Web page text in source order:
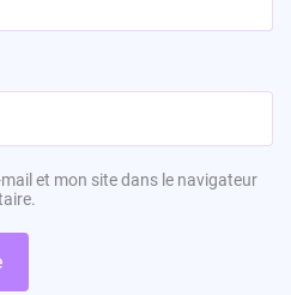
et mon site dans le navigateur